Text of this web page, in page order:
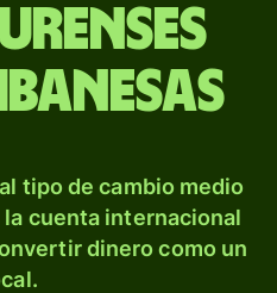
tipo de cambio medio
cuenta internacional
dinero como un